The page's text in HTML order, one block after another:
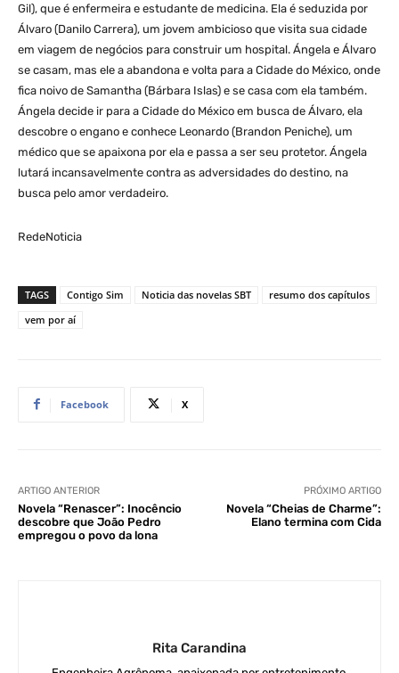
Gil), que é enfermeira e estudante de medicina. Ela é seduzida por
Álvaro (Danilo Carrera), um jovem ambicioso que visita sua cidade
em viagem de negócios para construir um hospital. Ángela e Álvaro
se casam, mas ele a abandona e volta para a Cidade do México, onde
fica noivo de Samantha (Bárbara Islas) e se casa com ela também.
Ángela decide ir para a Cidade do México em busca de Álvaro, ela
descobre o engano e conhece Leonardo (Brandon Peniche), um
médico que se apaixona por ela e passa a ser seu protetor. Ángela
lutará incansavelmente contra as adversidades do destino, na
busca pelo amor verdadeiro.
RedeNoticia
TAGS Contigo Sim Noticia das novelas SBT
resumo dos capítulos
vem por aí
Facebook X
ARTIGO ANTERIOR
Novela “Renascer”: Inocêncio
descobre que João Pedro
empregou o povo da lona
PRÓXIMO ARTIGO
Novela “Cheias de Charme”:
Elano termina com Cida
Rita Carandina